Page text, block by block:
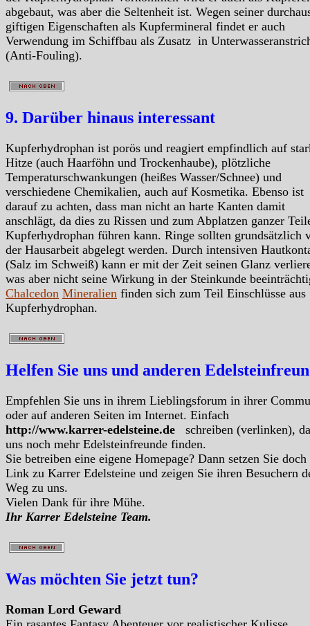
abgebaut, was aber die Seltenheit ist. Wegen seiner
giftigen Eigenschaften als Kupfermineral findet er auch
Verwendung im Schiffbau als Zusatz in
(Anti-Fouling).
9. Darüber hinaus interessant
Kupferhydrophan ist porös und reagiert empfindlich auf
Hitze (auch Haarföhn und Trockenhaube), plötzliche
Temperaturschwankungen (heißes Wasser/Schnee) und
verschiedene Chemikalien, auch auf Kosmetika. Ebenso ist
darauf zu achten, dass man nicht an harte Kanten damit
anschlägt, da dies zu Rissen und zum Abplatzen ganzer
Kupferhydrophan führen kann. Ringe sollten grundsätzlich
der Hausarbeit abgelegt werden. Durch intensiven
(Salz im Schweiß) kann er mit der Zeit seinen Glanz
was aber nicht seine Wirkung in der Steinkunde
Chalcedon Mineralien finden sich zum Teil Einschlüsse aus
Kupferhydrophan.
Helfen Sie uns und anderen
Empfehlen Sie uns in ihrem Lieblingsforum in ihrer
oder auf anderen Seiten im Internet. Einfach
http://www.karrer-edelsteine.de
schreiben (verlinken),
uns noch mehr Edelsteinfreunde finden.
Sie betreiben eine eigene Homepage? Dann setzen Sie doch
Link zu Karrer Edelsteine und zeigen Sie ihren Besuchern
Weg zu uns.
Vielen Dank für ihre Mühe.
Ihr Karrer Edelsteine Team.
Was möchten Sie jetzt tun?
Roman Lord Geward